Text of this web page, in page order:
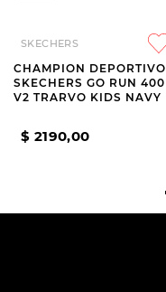
SKECHERS
CHAMPION DEPORTIVO
SKECHERS GO RUN 400
V2 TRARVO KIDS NAVY
$ 2190,00